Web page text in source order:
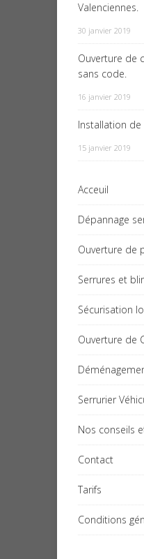
Valenciennes.
30 janvier 2019
Ouverture de
sans code.
16 janvier 2019
Installation de
15 janvier 2019
Acceuil
Dépannage
Ouverture de
Serrures et
Sécurisation
Ouverture de
Serrurier
Nos conseils
Contact
Tarifs
Conditions